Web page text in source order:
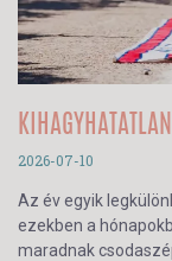
2026-07-10
Az év egyik
ezekben a
maradnak